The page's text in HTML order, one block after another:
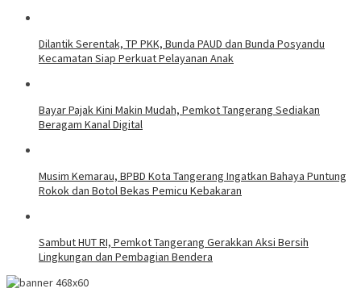
Dilantik Serentak, TP PKK, Bunda PAUD dan Bunda Posyandu
Kecamatan Siap Perkuat Pelayanan Anak
Bayar Pajak Kini Makin Mudah, Pemkot Tangerang Sediakan
Beragam Kanal Digital
Musim Kemarau, BPBD Kota Tangerang Ingatkan Bahaya Puntung
Rokok dan Botol Bekas Pemicu Kebakaran
Sambut HUT RI, Pemkot Tangerang Gerakkan Aksi Bersih
Lingkungan dan Pembagian Bendera